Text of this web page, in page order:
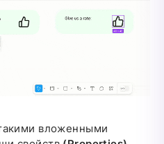
вложенными